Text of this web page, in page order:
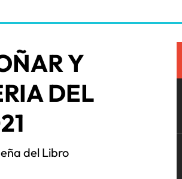
Y
DEL
del Libro